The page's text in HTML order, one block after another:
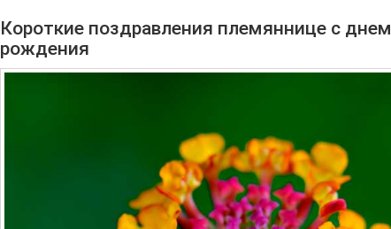
Короткие поздравления племяннице с днем
рождения